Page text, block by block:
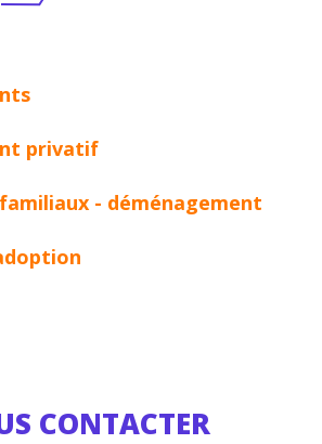
privatif
- déménagement
CONTACTER